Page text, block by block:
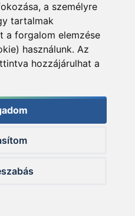
a személyre
tartalmak
a forgalom elemzése
használunk. Az
hozzájárulhat a
m²
m ²
3M